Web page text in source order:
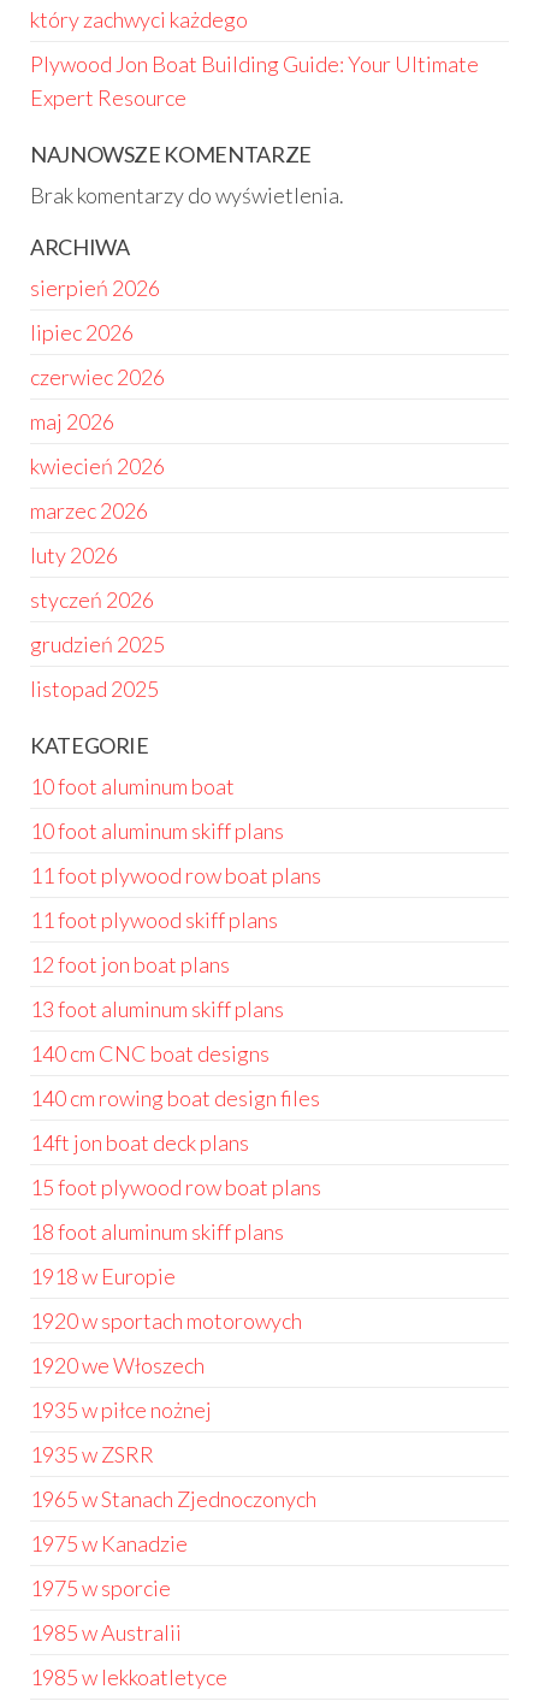
który zachwyci każdego
Plywood Jon Boat Building Guide: Your Ultimate
Expert Resource
NAJNOWSZE KOMENTARZE
Brak komentarzy do wyświetlenia.
ARCHIWA
sierpień 2026
lipiec 2026
czerwiec 2026
maj 2026
kwiecień 2026
marzec 2026
luty 2026
styczeń 2026
grudzień 2025
listopad 2025
KATEGORIE
10 foot aluminum boat
10 foot aluminum skiff plans
11 foot plywood row boat plans
11 foot plywood skiff plans
12 foot jon boat plans
13 foot aluminum skiff plans
140 cm CNC boat designs
140 cm rowing boat design files
14ft jon boat deck plans
15 foot plywood row boat plans
18 foot aluminum skiff plans
1918 w Europie
1920 w sportach motorowych
1920 we Włoszech
1935 w piłce nożnej
1935 w ZSRR
1965 w Stanach Zjednoczonych
1975 w Kanadzie
1975 w sporcie
1985 w Australii
1985 w lekkoatletyce